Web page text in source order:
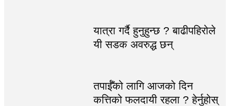
यात्रा गर्दै हुनुहुन्छ ? बाढीपहिरोले
यी सडक अवरुद्ध छन्
तपाईँको लागि आजको दिन
कत्तिको फलदायी रहला ? हेर्नुहोस्